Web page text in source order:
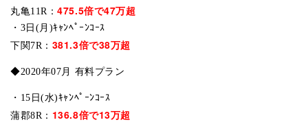
丸亀11R：475.5倍で47万超
・3日(月)ｷｬﾝﾍﾟｰﾝｺｰｽ
下関7R： 381.3倍で38万超
◆2020年07月 有料プラン
・15日(水)ｷｬﾝﾍﾟｰﾝｺｰｽ
蒲郡8R： 136.8倍で13万超